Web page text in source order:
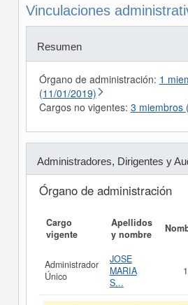
Vinculaciones
Resumen
Órgano de administración: 1
(11/01/2019)
Cargos no vigentes: 3 miembros
Administradores, Dirigentes y
Órgano de administración
Cargo
vigente
Apellidos
y nombre
Administrador
Único
JOSE
MARIA
S...